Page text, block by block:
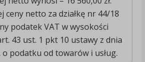
ceny netto za działkę nr 44/18
podatek VAT w wysokości
43 ust. 1 pkt 10 ustawy z dnia
o podatku od towarów i usług.